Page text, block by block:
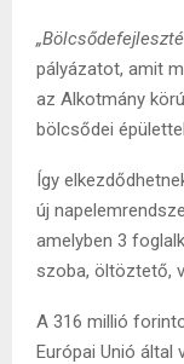
pályázatot, amit
az Alkotmány
bölcsődei
Így
új
amelyben 3
szoba, öltöztető,
A 316 millió
Európai Unió által